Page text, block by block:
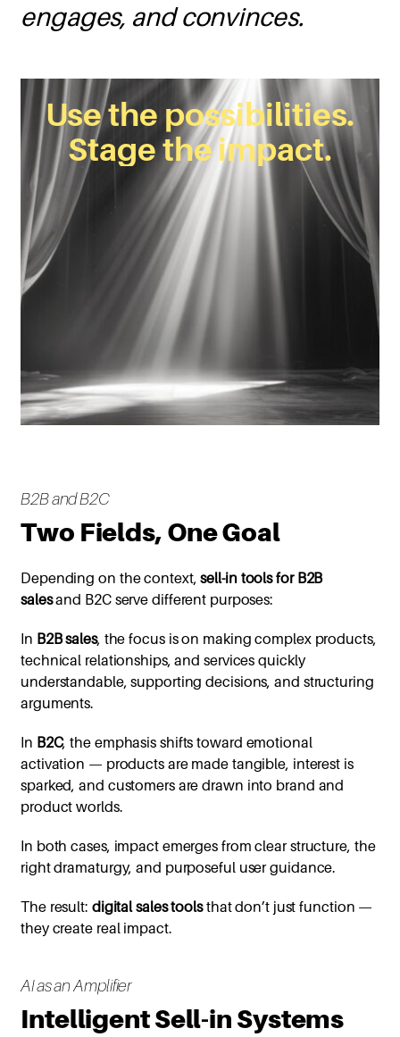
engages, and convinces.
Use the possibilities.
Stage the impact.
B2B and B2C
Two Fields, One Goal
Depending on the context,sell-in tools for B2B
salesand B2C serve different purposes:
In B2B sales, the focus is on making complex products,
technical relationships, and services quickly
understandable, supporting decisions, and structuring
arguments.
In B2C, the emphasis shifts toward emotional
activation — products are made tangible, interest is
sparked, and customers are drawn into brand and
product worlds.
In both cases, impact emerges from clear structure, the
right dramaturgy, and purposeful user guidance.
The result: digital sales toolsthat don’t just function —
they create real impact.
AI as an Amplifier
Intelligent Sell-in Systems